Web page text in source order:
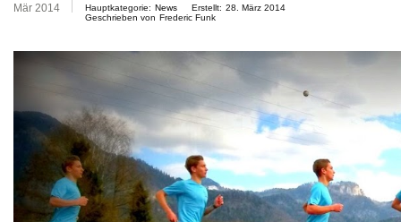
Mär 2014 Hauptkategorie: News Erstellt: 28. März 2014
Geschrieben von Frederic Funk